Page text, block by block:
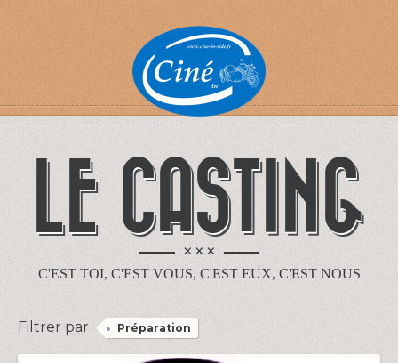
LE CASTING
×××
C'EST TOI, C'EST VOUS, C'EST EUX, C'EST NOUS
Filtrer par Préparation